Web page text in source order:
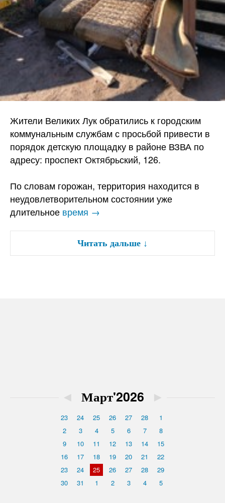
Жители Великих Лук обратились к городским
коммунальным службам с просьбой привести в
порядок детскую площадку в районе ВЗВА по
адресу: проспект Октябрьский, 126.
По словам горожан, территория находится в
неудовлетворительном состоянии уже
длительное время →
Читать дальше ↓
◄ Март'2026 ►
23 24 25 26 27 28
1
2
3 4 5 6 7
8
9
10 11 12 13 14
15
16
17 18 19 20 21
22
23
24 25 26 27 28
29
30
31 1 2 3 4 5